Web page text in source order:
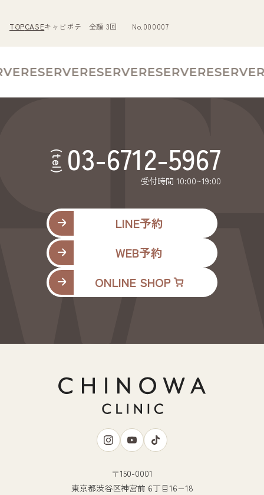
TOPCASEキャビポテ 全顔 3回 No.000007
RESERVERESERVERESERVERESERVE
(tel) 03-6712-5967
受付時間 10:00~19:00
LINE予約
WEB予約
ONLINE SHOP
〒150-0001
東京都渋谷区神宮前 6丁目16−18